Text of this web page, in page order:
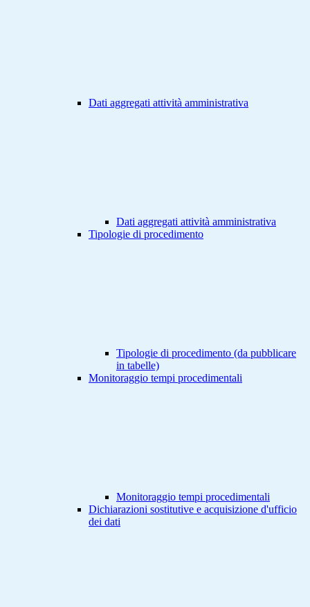
Dati aggregati attività amministrativa
Dati aggregati attività amministrativa
Tipologie di procedimento
Tipologie di procedimento (da pubblicare
in tabelle)
Monitoraggio tempi procedimentali
Monitoraggio tempi procedimentali
Dichiarazioni sostitutive e acquisizione d'ufficio
dei dati